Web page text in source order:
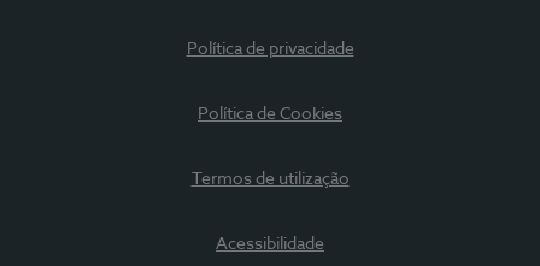
Política de privacidade
Política de Cookies
Termos de utilização
Acessibilidade